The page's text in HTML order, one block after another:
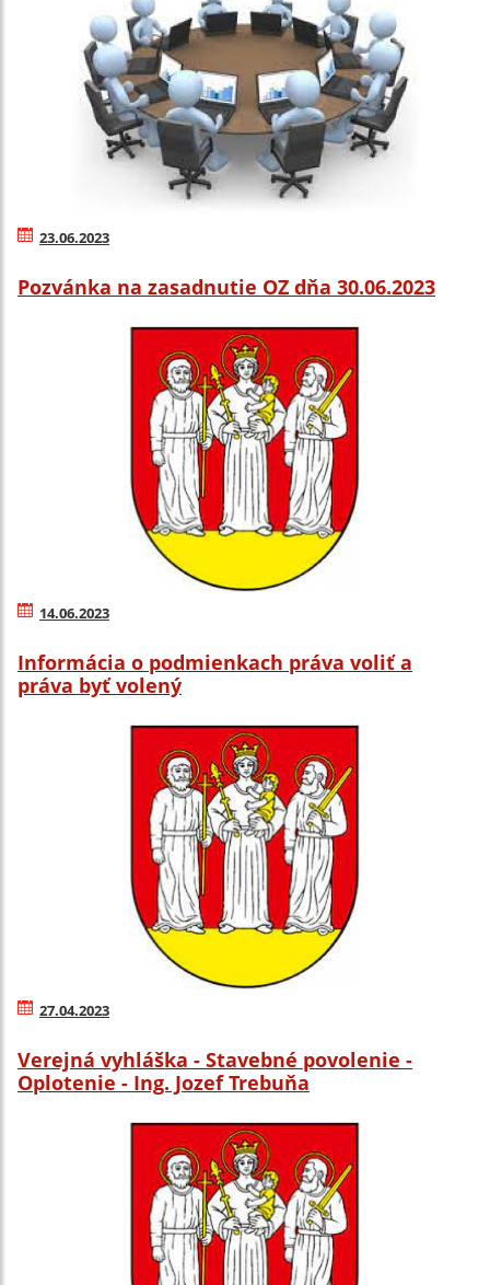
23.06.2023
Pozvánka na zasadnutie OZ dňa 30.06.2023
14.06.2023
Informácia o podmienkach práva voliť a
práva byť volený
27.04.2023
Verejná vyhláška - Stavebné povolenie -
Oplotenie - Ing. Jozef Trebuňa